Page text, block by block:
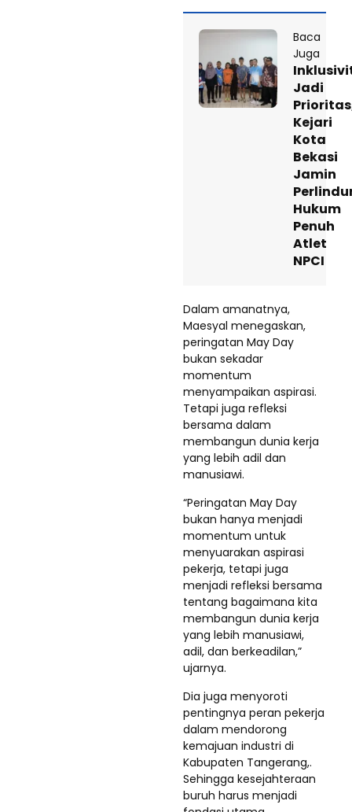
Baca
Juga
Jadi
Kejari
Kota
Bekasi
Jamin
Hukum
Penuh
Atlet
NPCI
Dalam amanatnya,
Maesyal menegaskan,
peringatan May Day
bukan sekadar
momentum
menyampaikan aspirasi.
Tetapi juga refleksi
bersama dalam
membangun dunia kerja
yang lebih adil dan
manusiawi.
“Peringatan May Day
bukan hanya menjadi
momentum untuk
menyuarakan aspirasi
pekerja, tetapi juga
menjadi refleksi bersama
tentang bagaimana kita
membangun dunia kerja
yang lebih manusiawi,
adil, dan berkeadilan,”
ujarnya.
Dia juga menyoroti
pentingnya peran pekerja
dalam mendorong
kemajuan industri di
Kabupaten Tangerang,.
Sehingga kesejahteraan
buruh harus menjadi